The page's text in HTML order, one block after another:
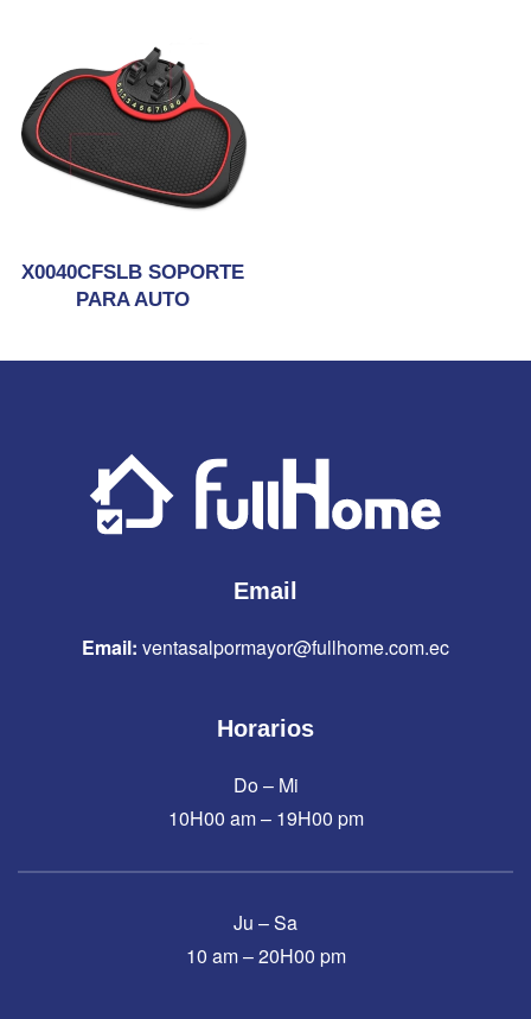
X0040CFSLB SOPORTE
PARA AUTO
Email
Email: ventasalpormayor@fullhome.com.ec
Horarios
Do – Mi
10H00 am – 19H00 pm
Ju – Sa
10 am – 20H00 pm